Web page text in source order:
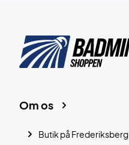
Om os
Butik på Frederiksberg